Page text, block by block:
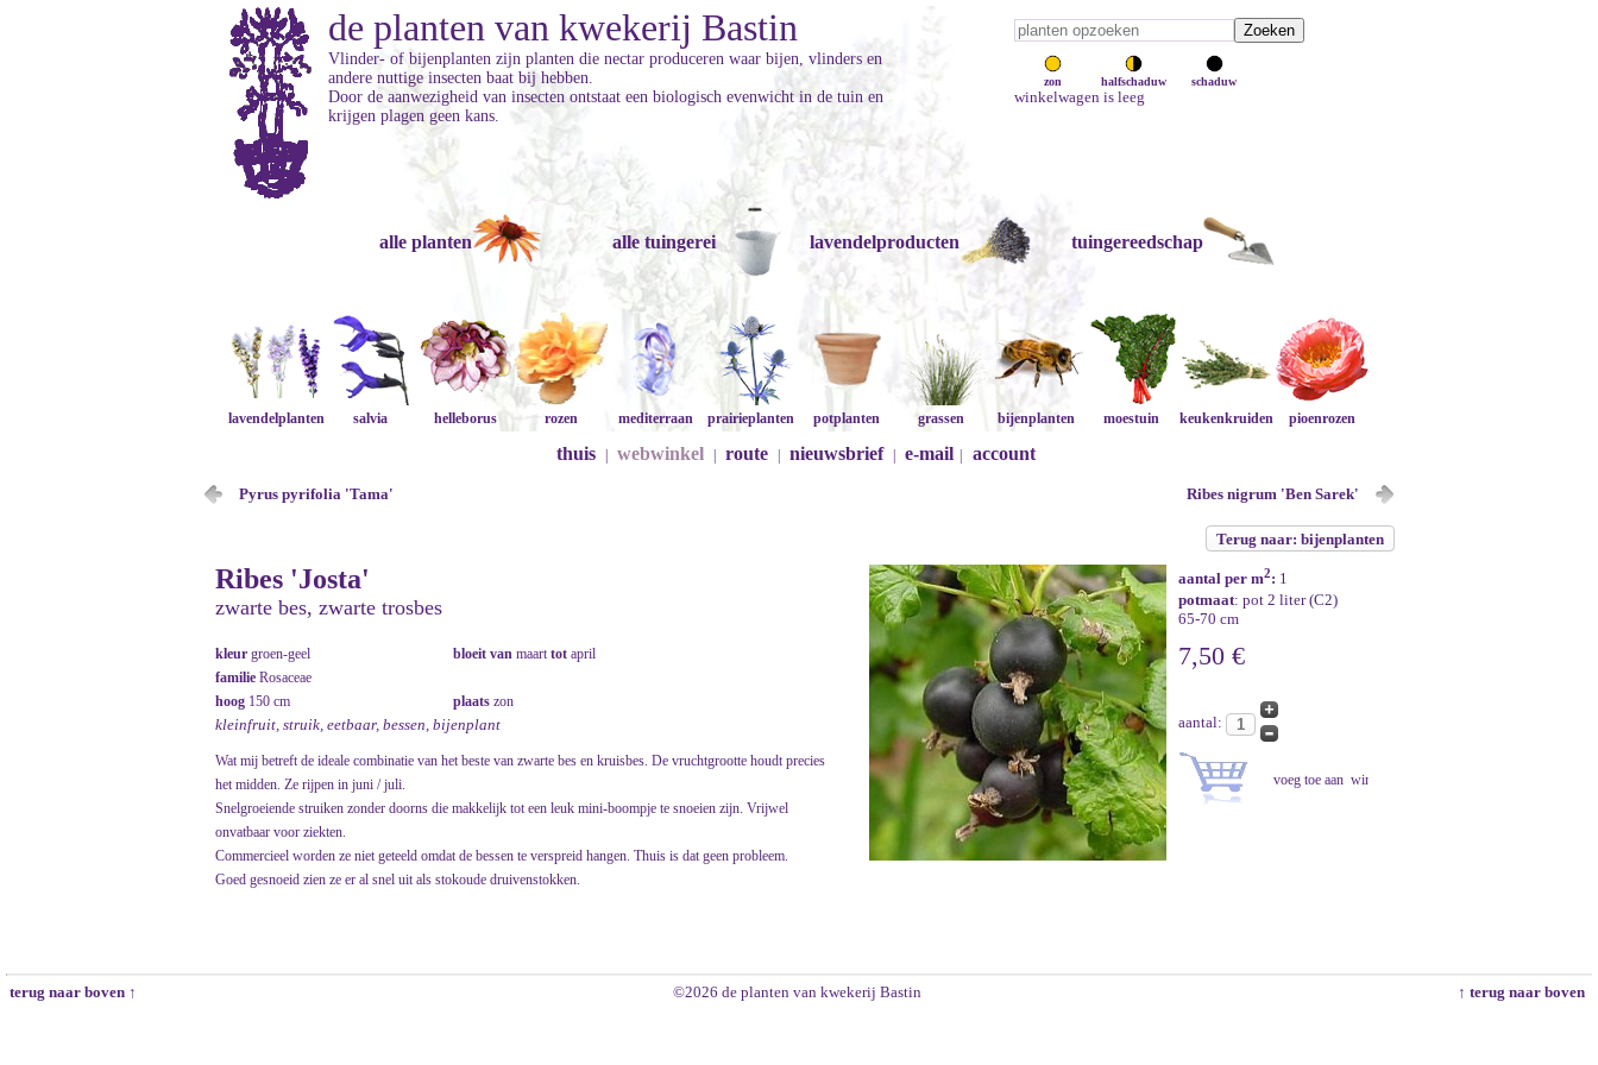
zon halfschaduw schaduw
winkelwagen is leeg
de planten van kwekerij Bastin
Vlinder- of bijenplanten zijn planten die nectar produceren waar bijen, vlinders en
andere nuttige insecten baat bij hebben.
Door de aanwezigheid van insecten ontstaat een biologisch evenwicht in de tuin en
krijgen plagen geen kans.
alle planten alle tuingerei lavendelproducten tuingereedschap
lavendelplanten salvia helleborus rozen mediterraan prairieplanten potplanten grassen bijenplanten moestuin keukenkruiden pioenrozen
thuis webwinkel route nieuwsbrief e-mail account
Pyrus pyrifolia 'Tama' Ribes nigrum 'Ben Sarek'
Terug naar: bijenplanten
Ribes 'Josta'
zwarte bes, zwarte trosbes
kleur groen-geel bloeit van maarttot april
familie Rosaceae
hoog 150 cm plaats zon
kleinfruit, struik, eetbaar, bessen, bijenplant
Wat mij betreft de ideale combinatie van het beste van zwarte bes en kruisbes. De vruchtgrootte houdt precies
het midden. Ze rijpen in juni / juli.
Snelgroeiende struiken zonder doorns die makkelijk tot een leuk mini-boompje te snoeien zijn. Vrijwel
onvatbaar voor ziekten.
Commercieel worden ze niet geteeld omdat de bessen te verspreid hangen. Thuis is dat geen probleem.
Goed gesnoeid zien ze er al snel uit als stokoude druivenstokken.
aantal per m2: 1
potmaat: pot 2 liter (C2)
65-70 cm
7,50 €
aantal:
terug naar boven ↑ ©2026 de planten van kwekerij Bastin ↑ terug naar boven